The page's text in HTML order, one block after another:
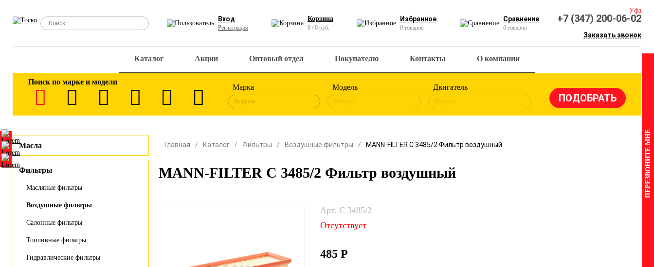
Вход
Регистрация
Корзина
0 / 0 руб.
Избранное
0 товаров
Сравнение
0 товаров
Уфа
+7 (347) 200-06-02
Заказать звонок
Каталог Акции Оптовый отдел Покупателю Контакты О компании
Поиск по марке и модели
Марка
Выбрать
Модель
Выбрать
Двигатель
Выбрать
Масла
Фильтры
Масляные фильтры
Воздушные фильтры
Салонные фильтры
Топливные фильтры
Гидравлические фильтры
Главная Каталог Фильтры Воздушные фильтры MANN-FILTER C 3485/2 Фильтр воздушный
MANN-FILTER C 3485/2 Фильтр воздушный
Арт. C 3485/2
Отсутствует
485 Р
ПЕРЕЗВОНИТЕ МНЕ